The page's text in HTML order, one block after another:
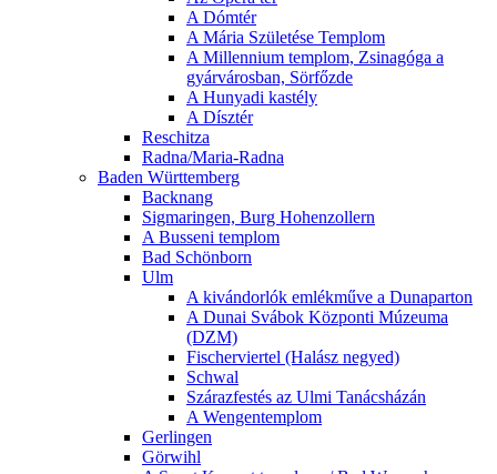
A Dómtér
A Mária Születése Templom
A Millennium templom, Zsinagóga a
gyárvárosban, Sörfőzde
A Hunyadi kastély
A Dísztér
Reschitza
Radna/Maria-Radna
Baden Württemberg
Backnang
Sigmaringen, Burg Hohenzollern
A Busseni templom
Bad Schönborn
Ulm
A kivándorlók emlékműve a Dunaparton
A Dunai Svábok Központi Múzeuma
(DZM)
Fischerviertel (Halász negyed)
Schwal
Szárazfestés az Ulmi Tanácsházán
A Wengentemplom
Gerlingen
Görwihl